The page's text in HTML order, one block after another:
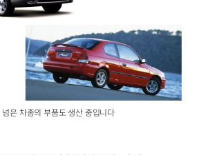
은 차종의 부품도 생산 중입니다